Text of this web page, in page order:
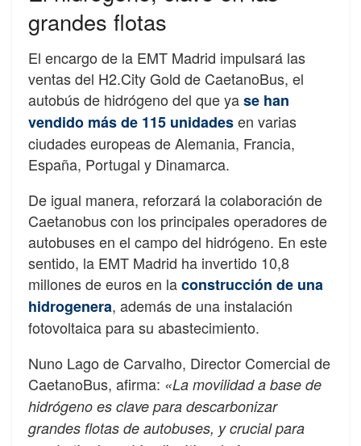
grandes flotas
El encargo de la EMT Madrid impulsará las
ventas del H2.City Gold de CaetanoBus, el
autobús de hidrógeno del que yase han
vendido más de 115 unidadesen varias
ciudades europeas de Alemania, Francia,
España, Portugal y Dinamarca.
De igual manera, reforzará la colaboración de
Caetanobus con los principales operadores de
autobuses en el campo del hidrógeno. En este
sentido, la EMT Madrid ha invertido 10,8
millones de euros en laconstrucción de una
hidrogenera, además de una instalación
fotovoltaica para su abastecimiento.
Nuno Lago de Carvalho, Director Comercial de
CaetanoBus, afirma: «La movilidad a base de
hidrógeno es clave para descarbonizar
grandes flotas de autobuses, y crucial para